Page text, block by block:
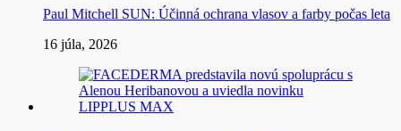
Paul Mitchell SUN: Účinná ochrana vlasov a farby počas leta
16 júla, 2026